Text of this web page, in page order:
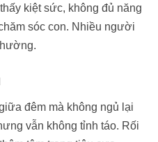
kiệt sức, không đủ năng
sóc con. Nhiều người
đêm mà không ngủ lại
vẫn không tỉnh táo. Rối